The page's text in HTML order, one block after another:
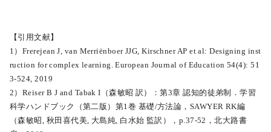
【引用文献】
1）Frerejean J, van Merriënboer JJG, Kirschner AP et al: Designing inst
ruction for complex learning. European Journal of Education 54(4): 51
3-524, 2019
2）Reiser B J and Tabak I（森敏昭 訳）：第3章 認知的徒弟制．学習
科学ハンドブック（第⼆版）第1巻 基礎/⽅法論，SAWYER RK編
（森敏昭, 秋⽥喜代美, ⼤島純, ⽩⽔始 監訳），p.37-52，北⼤路書